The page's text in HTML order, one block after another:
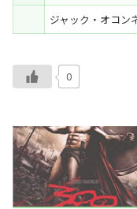
ジャック・オコン
0